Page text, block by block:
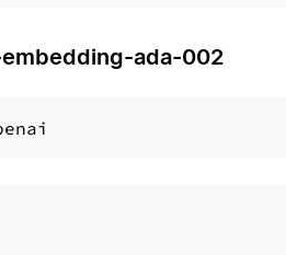
embedding-ada-002